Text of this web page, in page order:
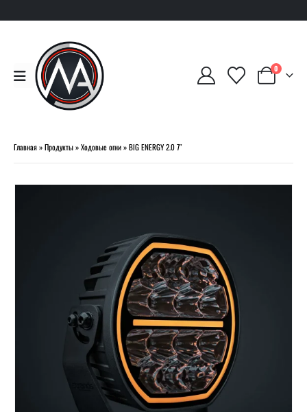
0
Главная»Продукты»Ходовые огни»BIG ENERGY 2.0 7″